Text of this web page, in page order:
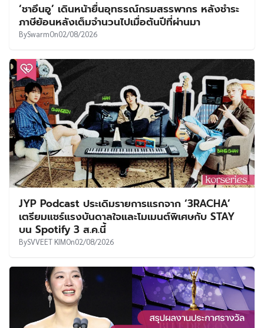
‘ชาอึนอู’ เดินหน้ายื่นอุทธรณ์กรมสรรพากร หลังชำระ
ภาษีย้อนหลังเต็มจำนวนไปเมื่อต้นปีที่ผ่านมา
BySwarmOn02/08/2026
JYP Podcast ประเดิมรายการแรกจาก ‘3RACHA’
เตรียมแชร์แรงบันดาลใจและโมเมนต์พิเศษกับ STAY
บน Spotify 3 ส.ค.นี้
BySVVEET KIMOn02/08/2026